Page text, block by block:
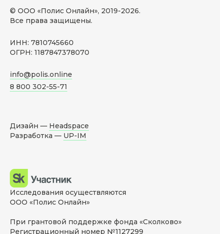
© ООО «Полис Онлайн», 2019-2026.
Все права защищены.
ИНН: 7810745660
ОГРН: 1187847378070
info@polis.online
8 800 302-55-71
Дизайн — Headspace
Разработка — UP-IM
Исследования осуществляются
ООО «Полис Онлайн»
При грантовой поддержке фонда «Сколково»
Регистрационный номер №1127299